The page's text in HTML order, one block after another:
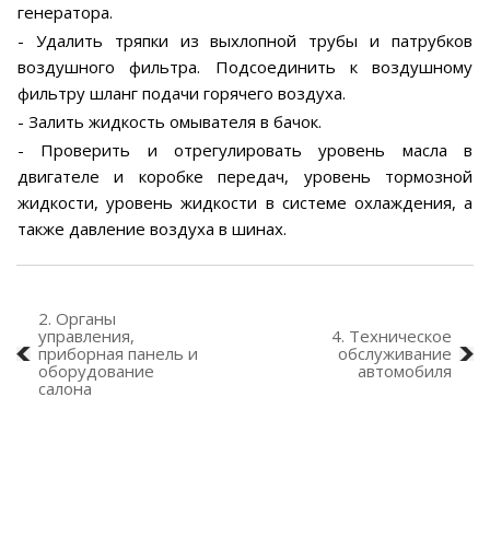
генератора.
- Удалить тряпки из выхлопной трубы и патрубков
воздушного фильтра. Подсоединить к воздушному
фильтру шланг подачи горячего воздуха.
- Залить жидкость омывателя в бачок.
- Проверить и отрегулировать уровень масла в
двигателе и коробке передач, уровень тормозной
жидкости, уровень жидкости в системе охлаждения, а
также давление воздуха в шинах.
2. Органы
управления,
приборная панель и
оборудование
салона
4. Техническое
обслуживание
автомобиля